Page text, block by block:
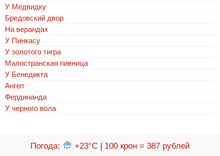
У Медвидку
Бредовский двор
На верандах
У Пинкасу
У золотого тигра
Малостранская пивница
У Бенедикта
Ангел
Фердинанда
У черного вола
Погода: +23°C| 100 крон = 387 рублей